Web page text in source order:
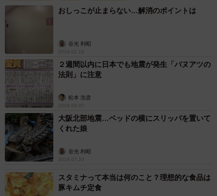
ホームホワイトニングにはマウスピースを使用
ホームホワイトニングはホワイトニング用の薬剤（ジェ
ル）を流し込んだマウスピース（オーダーメイド）を装着
し、歯を白くしていきます。初回は1日2時間～8時間、2週
間程装着します。
実際に患者さんの声を聞くと、コロナ禍でマスクを着用
しているために「会社やショッピングなどにもマウスピー
スを装着したまま出かけることができます」と話していま
おしっこが止まらない…解消のポイントは
谷光 利昭
2018.01.19
２週間以内に日本でも地震が発生「バヌアツの
法則」に注意
松本 浩彦
2018.09.07
大阪北部地震…ベッドの横にスリッパを置いて
くれた娘
谷光 利昭
2018.07.20
スタミナって本当は何のこと？理想的な食品は
豚キムチ定食